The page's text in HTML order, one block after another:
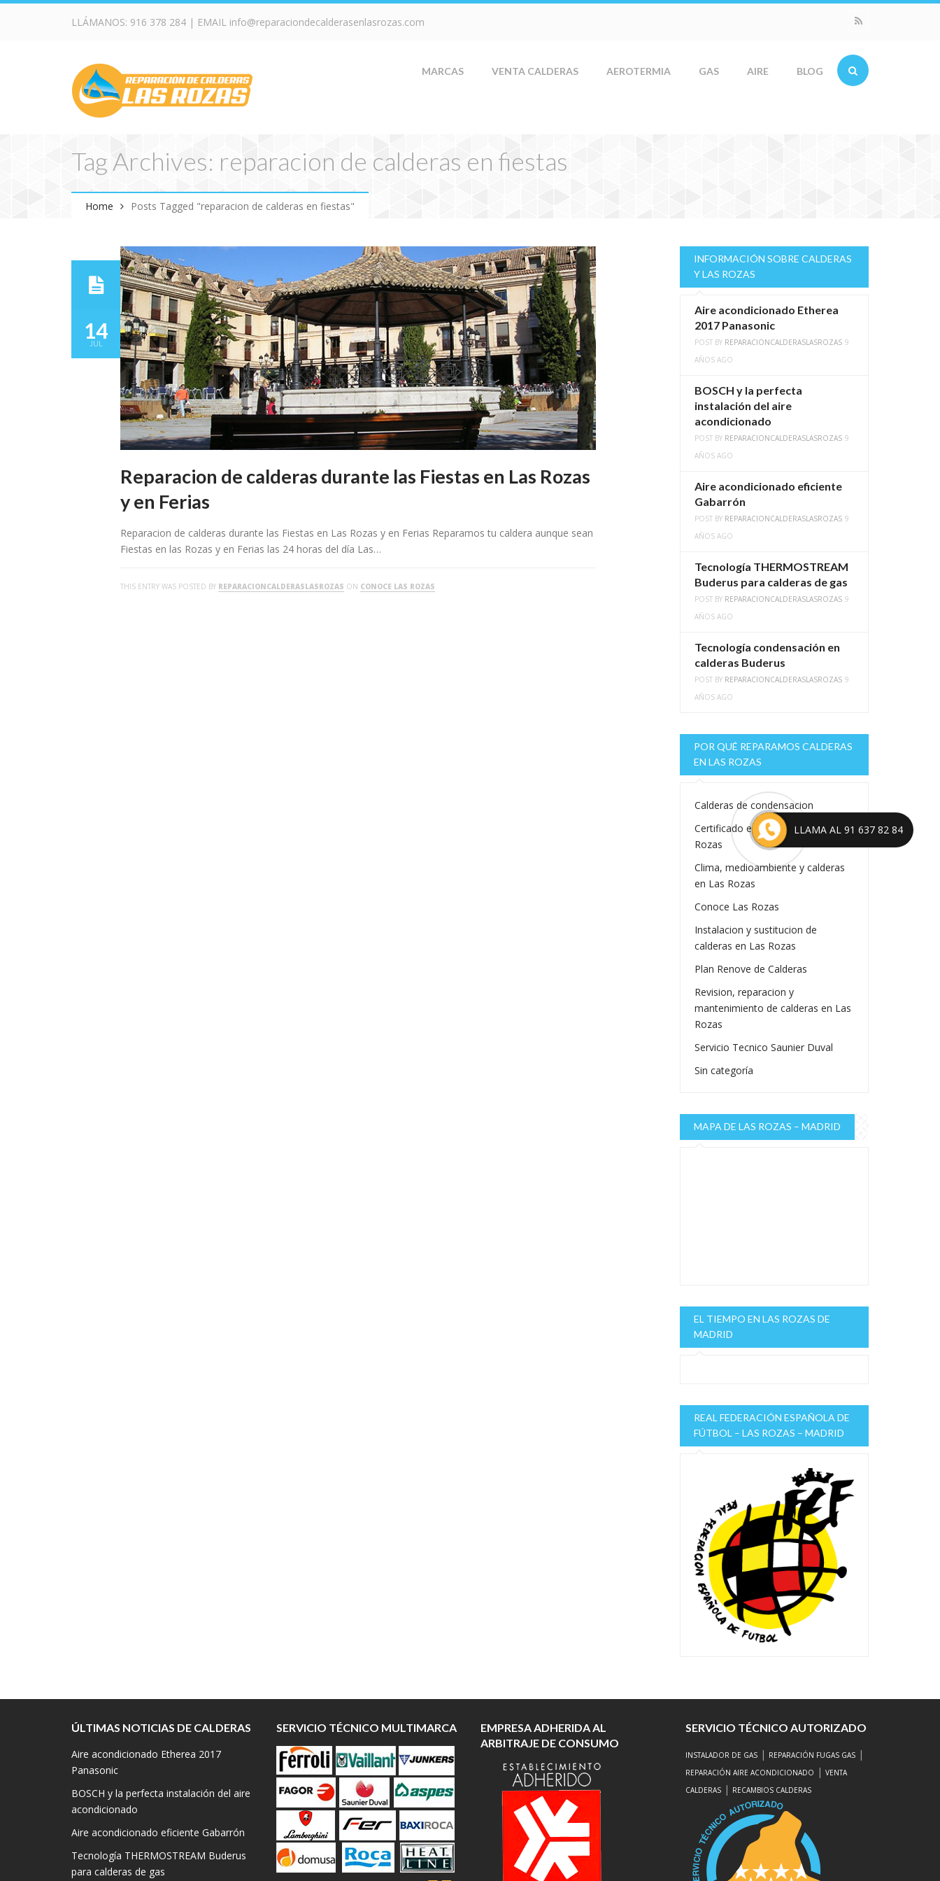
LLÁMANOS: 916 378 284 | EMAIL info@reparaciondecalderasenlasrozas.com
MARCAS VENTA CALDERAS AEROTERMIA GAS AIRE BLOG
Tag Archives: reparacion de calderas en fiestas
Home Posts Tagged "reparacion de calderas en fiestas"
14
JUL
Reparacion de calderas durante las Fiestas en Las Rozas
y en Ferias
Reparacion de calderas durante las Fiestas en Las Rozas y en Ferias Reparamos tu caldera aunque sean
Fiestas en las Rozas y en Ferias las 24 horas del día Las…
THIS ENTRY WAS POSTED BY REPARACIONCALDERASLASROZAS ON CONOCE LAS ROZAS
INFORMACIÓN SOBRE CALDERAS
Y LAS ROZAS
Aire acondicionado Etherea
2017 Panasonic
POST BY REPARACIONCALDERASLASROZAS 9
AÑOS AGO
BOSCH y la perfecta
instalación del aire
acondicionado
POST BY REPARACIONCALDERASLASROZAS 9
AÑOS AGO
Aire acondicionado eficiente
Gabarrón
POST BY REPARACIONCALDERASLASROZAS 9
AÑOS AGO
Tecnología THERMOSTREAM
Buderus para calderas de gas
POST BY REPARACIONCALDERASLASROZAS 9
AÑOS AGO
Tecnología condensación en
calderas Buderus
POST BY REPARACIONCALDERASLASROZAS 9
AÑOS AGO
POR QUÉ REPARAMOS CALDERAS
EN LAS ROZAS
Calderas de condensacion
Certificado energetico en Las
Rozas
Clima, medioambiente y calderas
en Las Rozas
Conoce Las Rozas
Instalacion y sustitucion de
calderas en Las Rozas
Plan Renove de Calderas
Revision, reparacion y
mantenimiento de calderas en Las
Rozas
Servicio Tecnico Saunier Duval
Sin categoría
MAPA DE LAS ROZAS – MADRID
EL TIEMPO EN LAS ROZAS DE
MADRID
REAL FEDERACIÓN ESPAÑOLA DE
FÚTBOL – LAS ROZAS – MADRID
ÚLTIMAS NOTICIAS DE CALDERAS
Aire acondicionado Etherea 2017
Panasonic
BOSCH y la perfecta instalación del aire
acondicionado
Aire acondicionado eficiente Gabarrón
Tecnología THERMOSTREAM Buderus
para calderas de gas
SERVICIO TÉCNICO MULTIMARCA
EMPRESA ADHERIDA AL
ARBITRAJE DE CONSUMO
SERVICIO TÉCNICO AUTORIZADO
INSTALADOR DE GAS| REPARACIÓN FUGAS GAS|
REPARACIÓN AIRE ACONDICIONADO | VENTA
CALDERAS| RECAMBIOS CALDERAS
LLAMA AL 91 637 82 84